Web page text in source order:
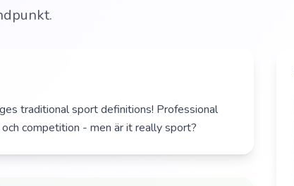
traditional sport definitions! Professional
competition - men är it really sport?